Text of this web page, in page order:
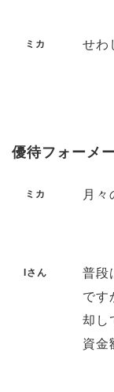
ミカ せわ
優待フォーメ
ミカ 月
Iさん
普段
です
却し
資金